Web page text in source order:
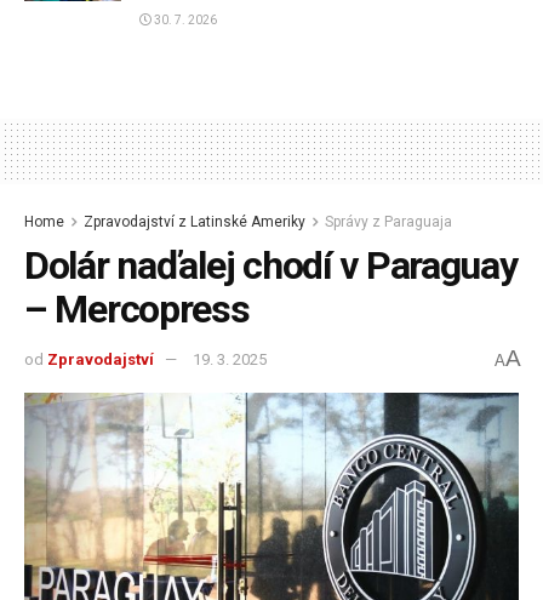
30. 7. 2026
Home Zpravodajství z Latinské Ameriky Správy z Paraguaja
Dolár naďalej chodí v Paraguay
– Mercopress
od Zpravodajství 19. 3. 2025 AA